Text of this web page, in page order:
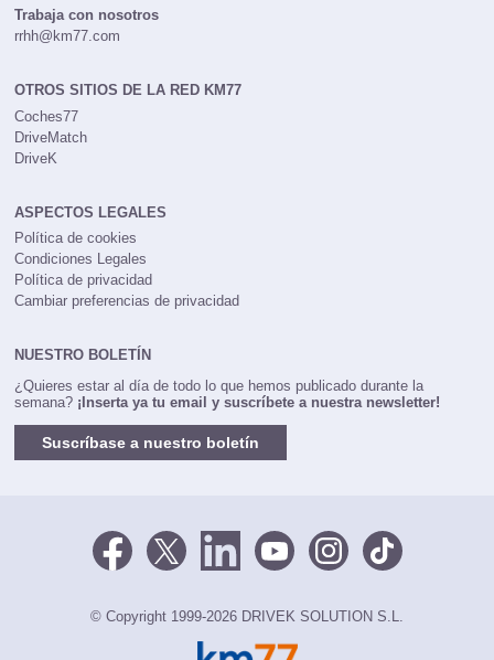
Trabaja con nosotros
rrhh@km77.com
OTROS SITIOS DE LA RED KM77
Coches77
DriveMatch
DriveK
ASPECTOS LEGALES
Política de cookies
Condiciones Legales
Política de privacidad
Cambiar preferencias de privacidad
NUESTRO BOLETÍN
¿Quieres estar al día de todo lo que hemos publicado durante la
semana? ¡Inserta ya tu email y suscríbete a nuestra newsletter!
Suscríbase a nuestro boletín
© Copyright 1999-2026 DRIVEK SOLUTION S.L.